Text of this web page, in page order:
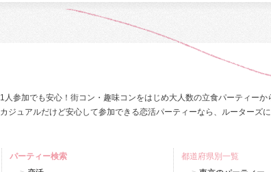
1人参加でも安心！街コン・趣味コンをはじめ大人数の立食パーティーか
カジュアルだけど安心して参加できる恋活パーティーなら、ルーターズに
パーティー検索
都道府県別一覧